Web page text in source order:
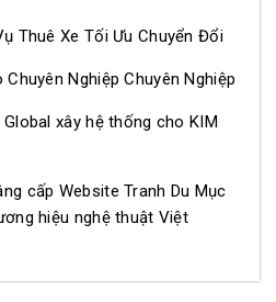
Thuê Xe Tối Ưu Chuyển Đổi
Nghiệp Chuyên Nghiệp
xây hệ thống cho KIM
cấp Website Tranh Du Mục
hiệu nghệ thuật Việt